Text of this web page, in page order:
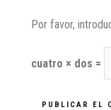
Por favor,
cuatro × dos =